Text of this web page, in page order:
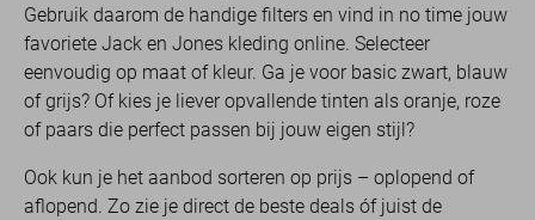
Gebruik daarom de handige filters en vind in no time jouw
favoriete Jack en Jones kleding online. Selecteer
eenvoudig op maat of kleur. Ga je voor basic zwart, blauw
of grijs? Of kies je liever opvallende tinten als oranje, roze
of paars die perfect passen bij jouw eigen stijl?
Ook kun je het aanbod sorteren op prijs – oplopend of
aflopend. Zo zie je direct de beste deals óf juist de